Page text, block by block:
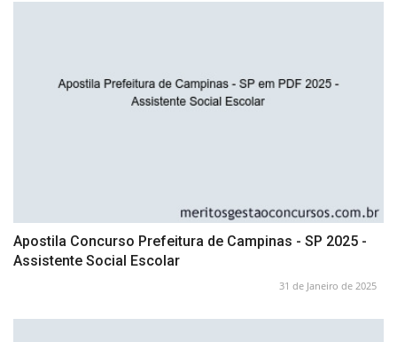
Apostila Concurso Prefeitura de Campinas - SP 2025 -
Assistente Social Escolar
31 de Janeiro de 2025